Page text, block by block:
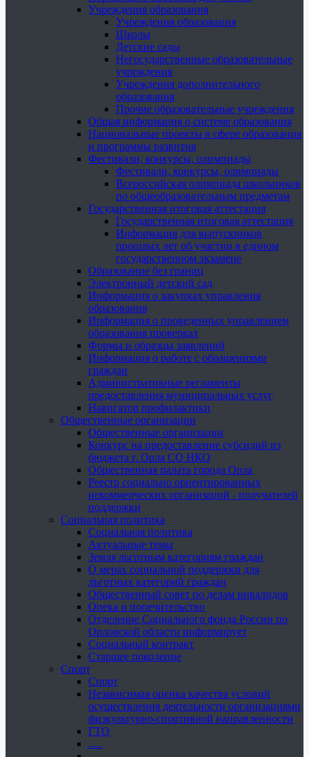
Учреждения образования
Учреждения образования
Школы
Детские сады
Негосударственные образовательные
учреждения
Учреждения дополнительного
образования
Прочие образовательные учреждения
Общая информация о системе образования
Национальные проекты в сфере образования
и программы развития
Фестивали, конкурсы, олимпиады
Фестивали, конкурсы, олимпиады
Всероссийская олимпиада школьников
по общеобразовательным предметам
Государственная итоговая аттестация
Государственная итоговая аттестация
Информация для выпускников
прошлых лет об участии в едином
государственном экзамене
Образование без границ
Электронный детский сад
Информация о закупках управления
образования
Информация о проведенных управлением
образования проверках
Формы и образцы заявлений
Информация о работе с обращениями
граждан
Административные регламенты
предоставления муниципальных услуг
Навигатор профилактики
Общественные организации
Общественные организации
Конкурс на предоставление субсидий из
бюджета г. Орла СО НКО
Общественная палата города Орла
Реестр социально ориентированных
некоммерческих организаций - получателей
поддержки
Социальная политика
Социальная политика
Актуальные темы
Земля льготным категориям граждан
О мерах социальной поддержки для
льготных категорий граждан
Общественный совет по делам инвалидов
Опека и попечительство
Отделение Социального фонда России по
Орловской области информирует
Социальный контракт
Старшее поколение
Спорт
Спорт
Независимая оценка качества условий
осуществления деятельности организациями
физкультурно-спортивной направленности
ГТО
.....